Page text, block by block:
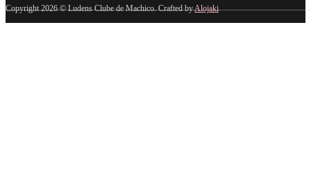
Copyright 2026 © Ludens Clube de Machico. Crafted byAlojaki